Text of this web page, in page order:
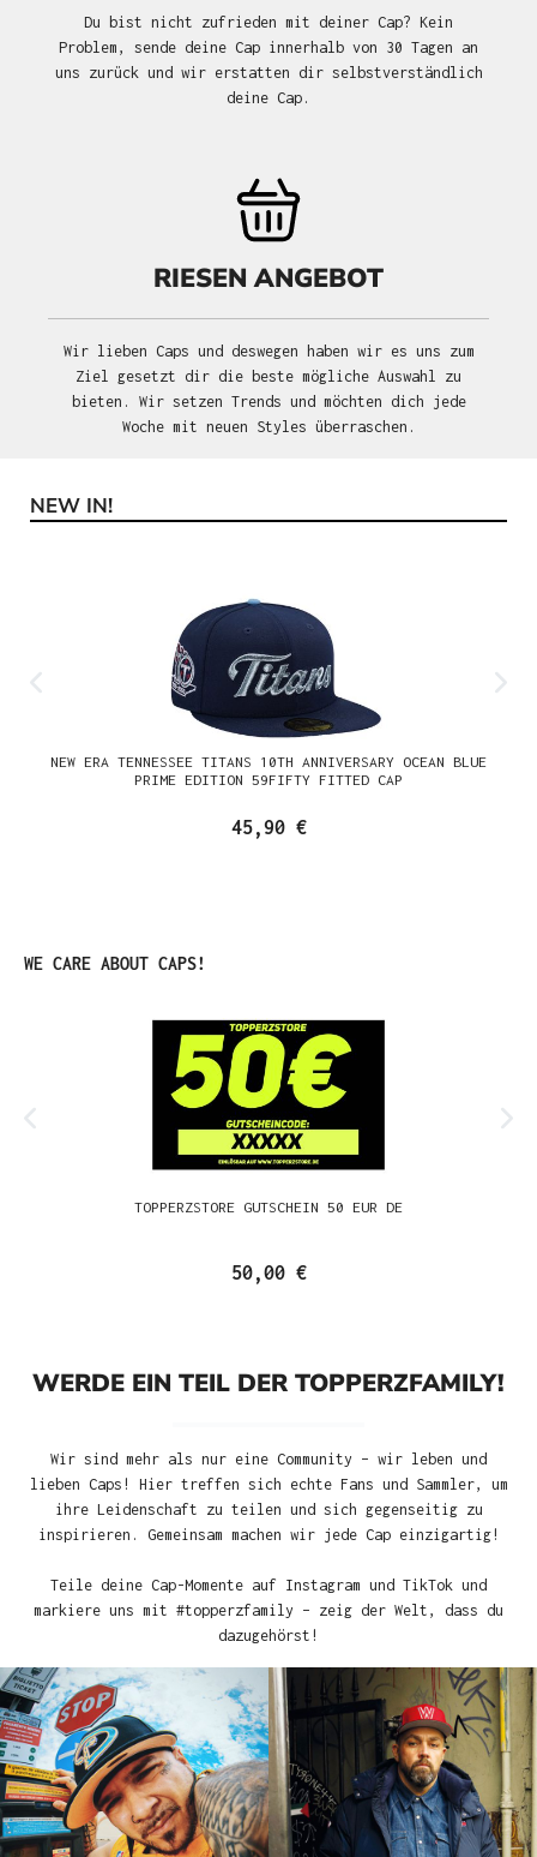
Du bist nicht zufrieden mit deiner Cap? Kein
Problem, sende deine Cap innerhalb von 30 Tagen an
uns zurück und wir erstatten dir selbstverständlich
deine Cap.
RIESEN ANGEBOT
Wir lieben Caps und deswegen haben wir es uns zum
Ziel gesetzt dir die beste mögliche Auswahl zu
bieten. Wir setzen Trends und möchten dich jede
Woche mit neuen Styles überraschen.
Produktgalerie überspringen
NEW IN!
NEW ERA TENNESSEE TITANS 10TH ANNIVERSARY OCEAN BLUE
PRIME EDITION 59FIFTY FITTED CAP
45,90 €
Produktgalerie überspringen
WE CARE ABOUT CAPS!
TOPPERZSTORE GUTSCHEIN 50 EUR DE
50,00 €
WERDE EIN TEIL DER TOPPERZFAMILY!
Wir sind mehr als nur eine Community – wir leben und
lieben Caps! Hier treffen sich echte Fans und Sammler, um
ihre Leidenschaft zu teilen und sich gegenseitig zu
inspirieren. Gemeinsam machen wir jede Cap einzigartig!
Teile deine Cap-Momente auf Instagram und TikTok und
markiere uns mit #topperzfamily – zeig der Welt, dass du
dazugehörst!